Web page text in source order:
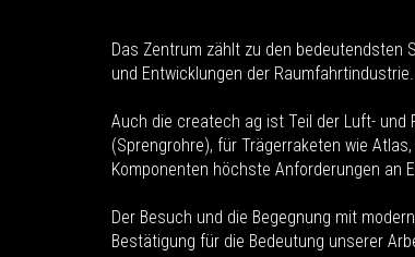
Das Zentrum zählt zu den bedeutendsten
und Entwicklungen der Raumfahrtindustrie.
Auch die createch ag ist Teil der Luft-
(Sprengrohre), für Trägerraketen wie
Komponenten höchste Anforderungen an
Der Besuch und die Begegnung mit
Bestätigung für die Bedeutung unserer